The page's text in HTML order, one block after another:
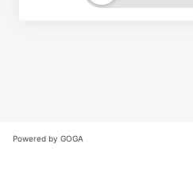
Powered by GOGA